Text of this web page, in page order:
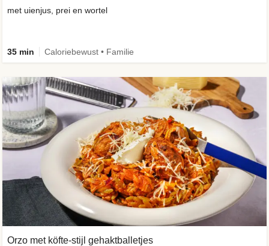
met uienjus, prei en wortel
35 min Caloriebewust • Familie
Orzo met köfte-stijl gehaktballetjes